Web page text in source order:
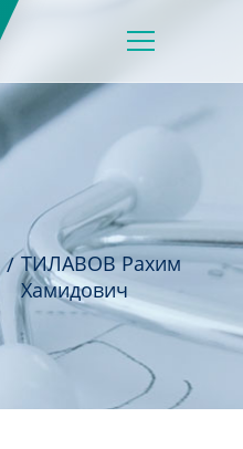
ТИЛАВОВ Рахим
Хамидович